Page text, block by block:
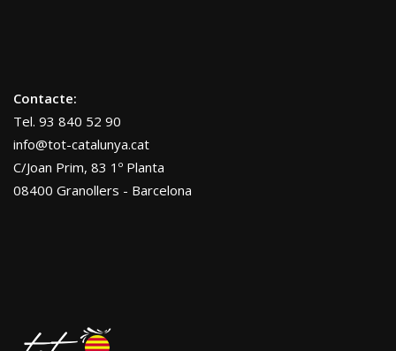
Contacte:
Tel. 93 840 52 90
info@tot-catalunya.cat
C/Joan Prim, 83 1º Planta
08400 Granollers - Barcelona